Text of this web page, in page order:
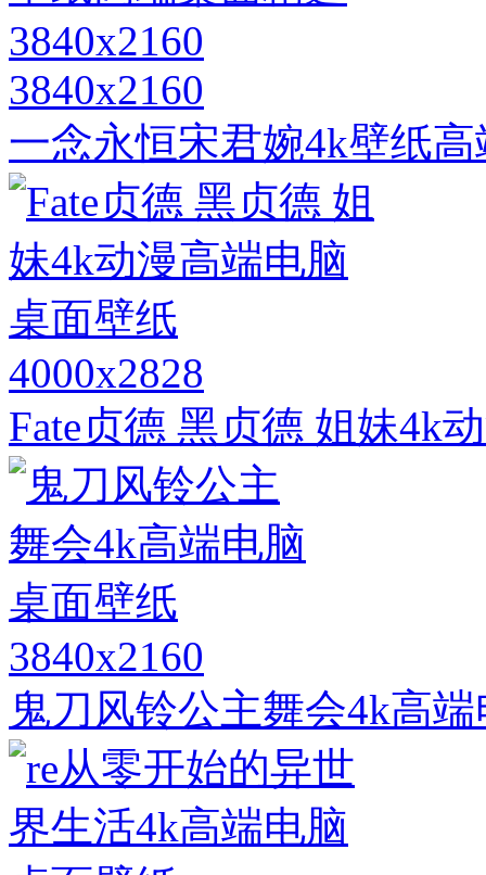
3840x2160
一念永恒宋君婉4k壁纸
4000x2828
Fate贞德 黑贞德 姐妹4k
3840x2160
鬼刀风铃公主舞会4k高